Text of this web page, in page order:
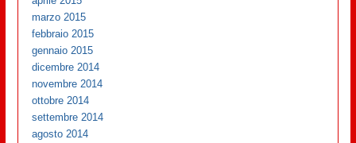
marzo 2015
febbraio 2015
gennaio 2015
dicembre 2014
novembre 2014
ottobre 2014
settembre 2014
agosto 2014